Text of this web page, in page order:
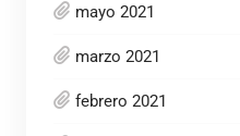
mayo 2021
marzo 2021
febrero 2021